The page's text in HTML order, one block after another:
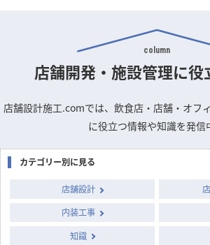
column
店舗開発・施設管理に役
店舗設計施工.comでは、飲食店・店舗・オフ
に役立つ情報や知識を発信
カテゴリー別に見る
店舗設計
内装工事
知識